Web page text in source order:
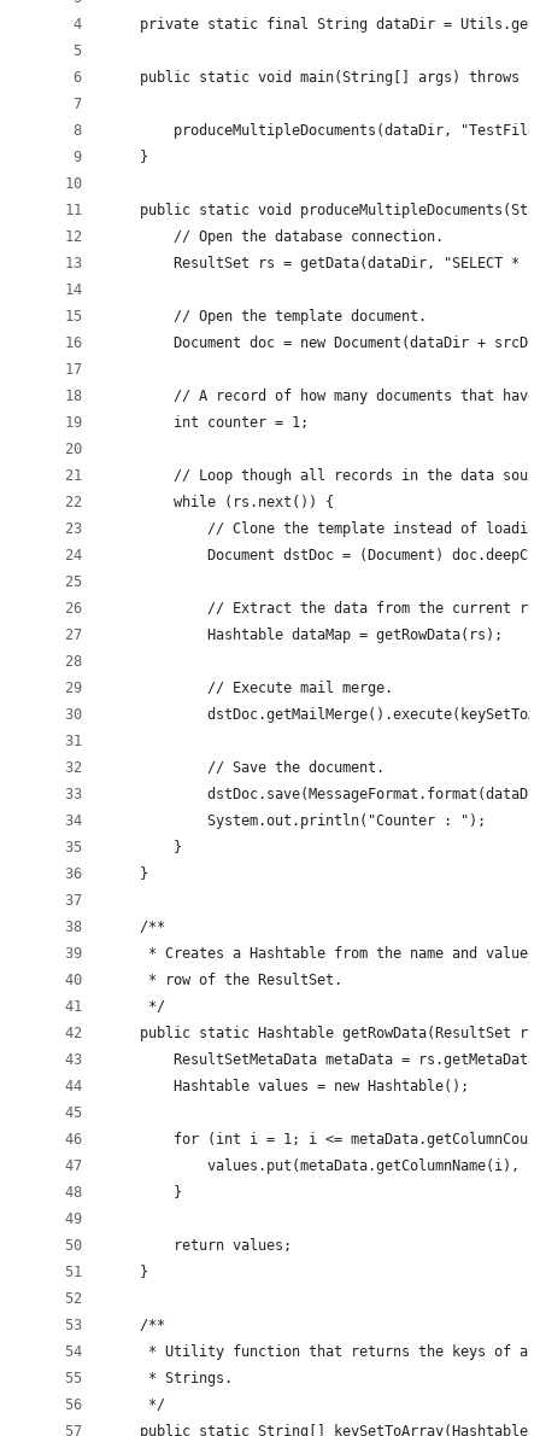
private static final String dataDir =
public static void main(String[] args) throws
produceMultipleDocuments(dataDir,
    }
public static void
        // Open the database connection.
ResultSet rs = getData(dataDir, "SELECT *
        // Open the template document.
Document doc = new Document(dataDir +
// A record of how many documents that
        int counter = 1;
// Loop though all records in the data
        while (rs.next()) {
// Clone the template instead of
Document dstDoc = (Document)
// Extract the data from the current
            Hashtable dataMap = getRowData(rs);
            // Execute mail merge.
            // Save the document.
            System.out.println("Counter : ");
        }
    }
    /**
* Creates a Hashtable from the name and value
     * row of the ResultSet.
     */
public static Hashtable getRowData(ResultSet
ResultSetMetaData metaData =
        Hashtable values = new Hashtable();
for (int i = 1; i <=
values.put(metaData.getColumnName(i),
        }
        return values;
    }
    /**
* Utility function that returns the keys of a
     * Strings.
     */
public static String[] keySetToArray(Hashtable